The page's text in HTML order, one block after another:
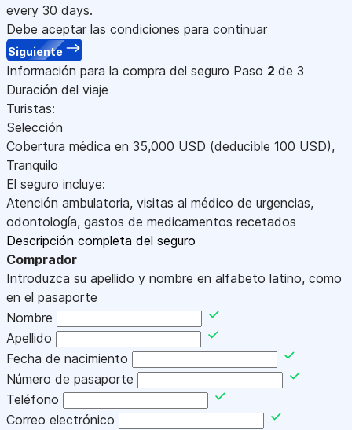
every 30 days.
Debe aceptar las condiciones para continuar
Siguiente
Información para la compra del seguro Paso 2 de 3
Duración del viaje
Turistas:
Selección
Cobertura médica en 35,000 USD (deducible 100 USD),
Tranquilo
El seguro incluye:
Atención ambulatoria, visitas al médico de urgencias,
odontología, gastos de medicamentos recetados
Descripción completa del seguro
Comprador
Introduzca su apellido y nombre en alfabeto latino, como
en el pasaporte
Nombre
Apellido
Fecha de nacimiento
Número de pasaporte
Teléfono
Correo electrónico